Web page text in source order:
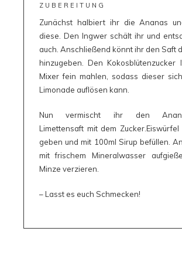
ZUBEREITUNG
Zunächst halbiert ihr die Ananas
diese. Den Ingwer schält ihr und
auch. Anschließend könnt ihr den Saft
hinzugeben. Den Kokosblütenzucker
Mixer fein mahlen, sodass dieser
Limonade auflösen kann.
Nun vermischt ihr den
Limettensaft mit dem
geben und mit 100ml Sirup befüllen.
mit frischem Mineralwasser
Minze verzieren.
– Lasst es euch Schmecken!